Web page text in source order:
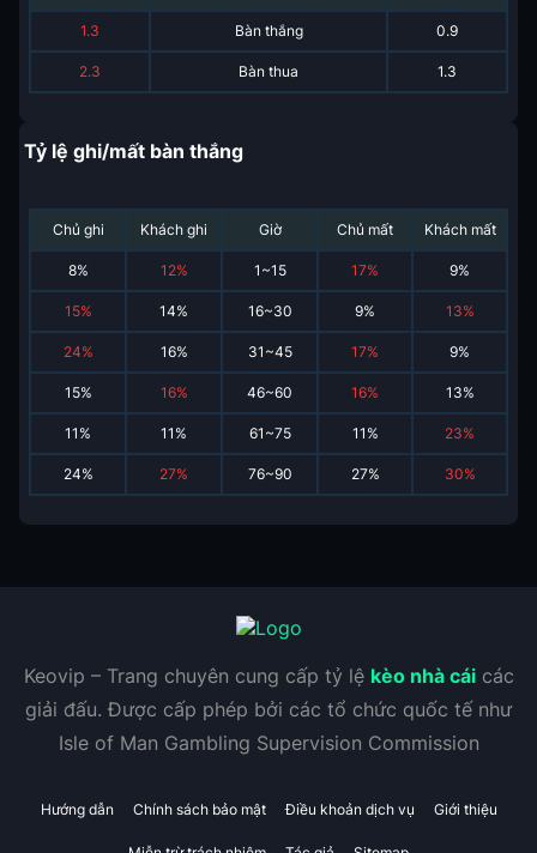
1.3 Bàn thắng 0.9
2.3 Bàn thua 1.3
Tỷ lệ ghi/mất bàn thắng
Chủ ghi Khách ghi Giờ Chủ mất Khách mất
8% 12% 1~15 17% 9%
15% 14% 16~30 9% 13%
24% 16% 31~45 17% 9%
15% 16% 46~60 16% 13%
11 % 11 % 61~75 11 % 23%
24% 27% 76~90 27% 30%
Keovip – Trang chuyên cung cấp tỷ lệ kèo nhà cáicác
giải đấu. Được cấp phép bởi các tổ chức quốc tế như
Isle of Man Gambling Supervision Commission
Hướng dẫn Chính sách bảo mật Điều khoản dịch vụ Giới thiệu